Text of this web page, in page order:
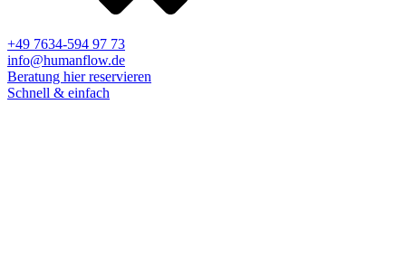
+49 7634-594 97 73
info@humanflow.de
Beratung hier reservieren
Schnell & einfach